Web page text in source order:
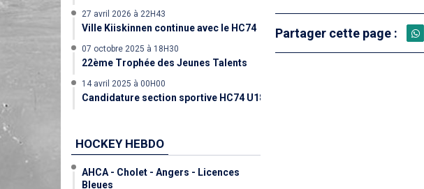
27 avril 2026 à 22H43
Ville Kiiskinnen continue avec le HC74
07 octobre 2025 à 18H30
22ème Trophée des Jeunes Talents
14 avril 2025 à 00H00
Candidature section sportive HC74 U18
HOCKEY HEBDO
AHCA - Cholet - Angers - Licences
Bleues
Partager cette page :